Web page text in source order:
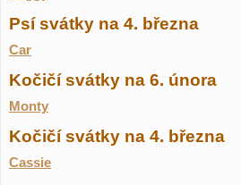
Psí svátky na 4. března
Car
Kočičí svátky na 6. února
Monty
Kočičí svátky na 4. března
Cassie